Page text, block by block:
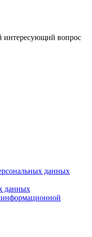
интересующий вопрос
данных
данных
информационной